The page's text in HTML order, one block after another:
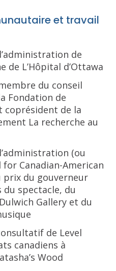
et travail
de
de L’Hôpital d’Ottawa
du conseil
Fondation de
coprésident de la
La recherche au
(ou
Canadian-American
prix du gouverneur
spectacle, du
Gallery et du
de Level
canadiens à
Wood